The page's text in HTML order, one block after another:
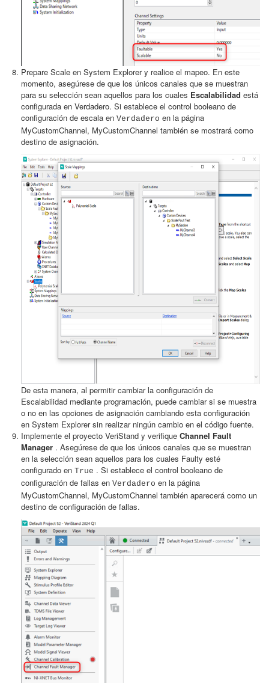
Prepare Scale en System Explorer y realice el mapeo. En este
momento, asegúrese de que los únicos canales que se muestran
para su selección sean aquellos para los cuales Escalabilidad está
configurada en Verdadero. Si establece el control booleano de
configuración de escala en Verdadero en la página
MyCustomChannel, MyCustomChannel también se mostrará como
destino de asignación.
De esta manera, al permitir cambiar la configuración de
Escalabilidad mediante programación, puede cambiar si se muestra
o no en las opciones de asignación cambiando esta configuración
en System Explorer sin realizar ningún cambio en el código fuente.
Implemente el proyecto VeriStand y verifique Channel Fault
Manager . Asegúrese de que los únicos canales que se muestran
en la selección sean aquellos para los cuales Faulty esté
configurado en True . Si establece el control booleano de
configuración de fallas en Verdadero en la página
MyCustomChannel, MyCustomChannel también aparecerá como un
destino de configuración de fallas.